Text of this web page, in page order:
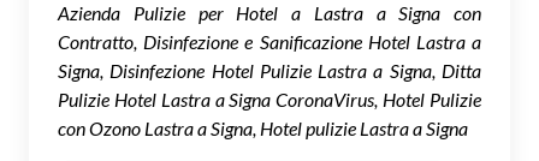
Azienda Pulizie per Hotel a Lastra a Signa con
Contratto, Disinfezione e Sanificazione Hotel Lastra a
Signa, Disinfezione Hotel Pulizie Lastra a Signa, Ditta
Pulizie Hotel Lastra a Signa CoronaVirus, Hotel Pulizie
con Ozono Lastra a Signa, Hotel pulizie Lastra a Signa